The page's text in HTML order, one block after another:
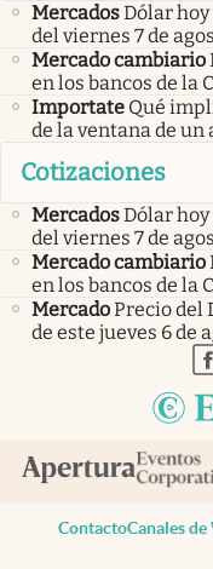
MercadosDólar
del viernes 7 de
Mercado cambiario
en los bancos de la
Importate Qué
de la ventana de un
Cotizaciones
MercadosDólar
del viernes 7 de
Mercado cambiario
en los bancos de la
MercadoPrecio del
de este jueves 6 de
ContactoCanales